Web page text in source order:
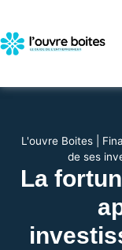
L'ouvre Boites
de ses
La